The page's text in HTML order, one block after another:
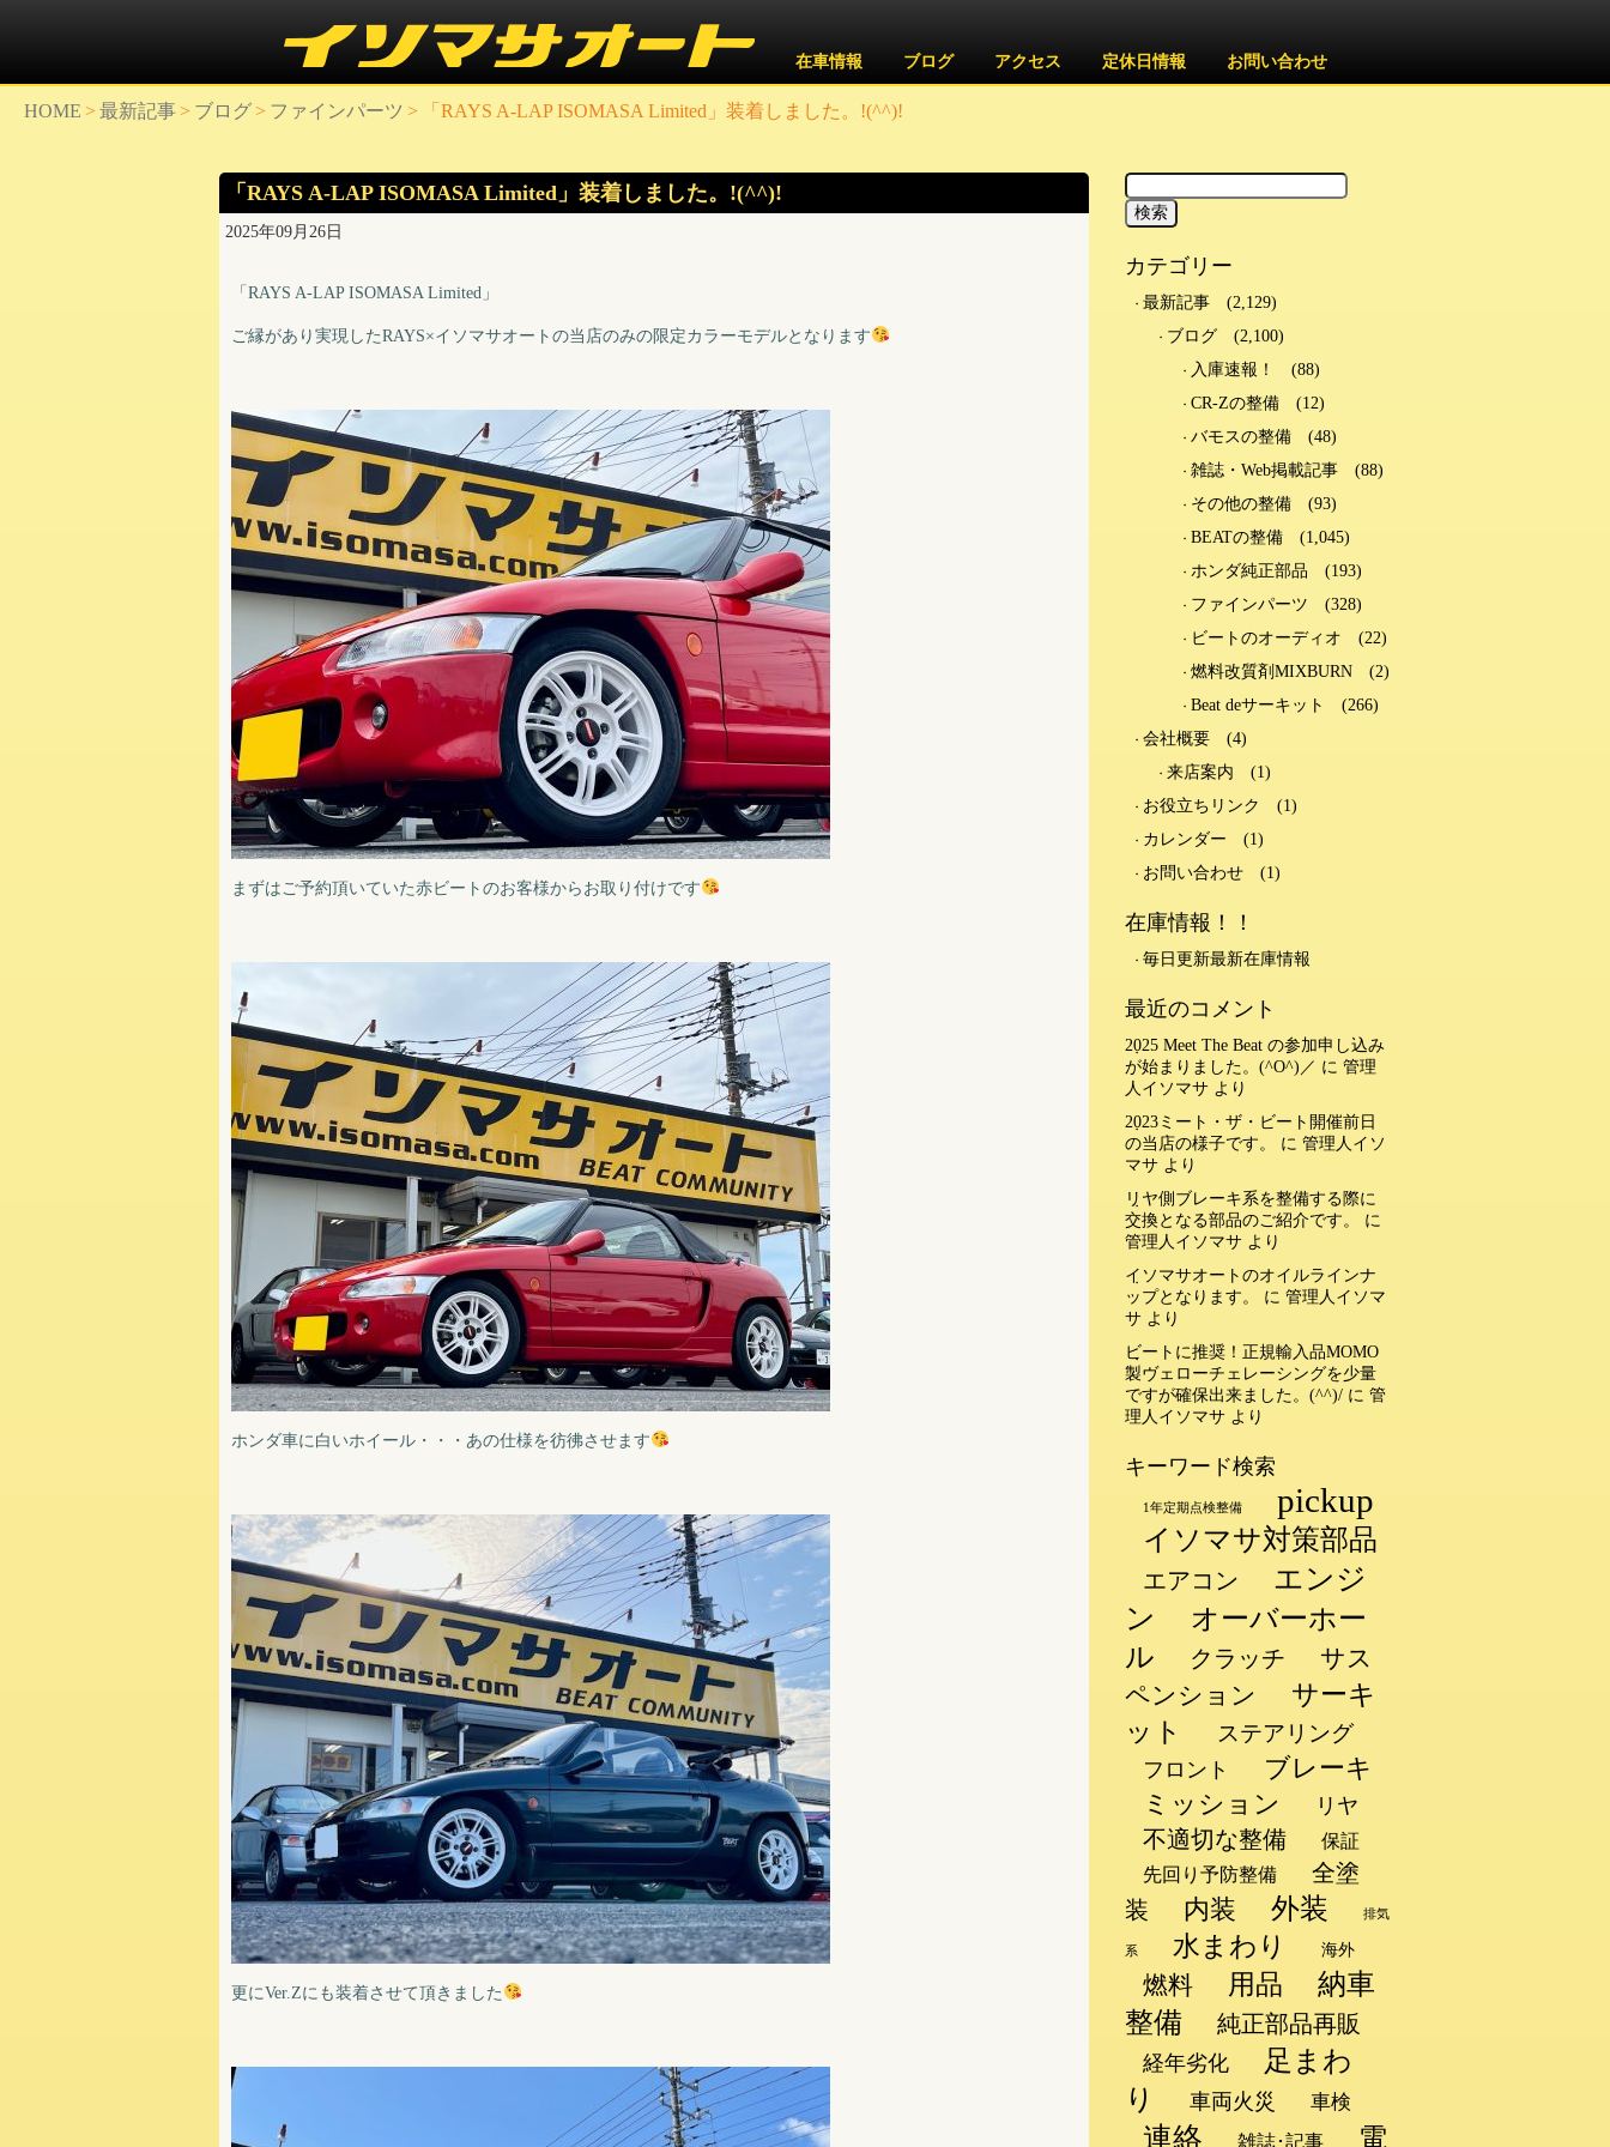
在車情報 ブログ アクセス 定休日情報 お問い合わせ
HOME > 最新記事 > ブログ > ファインパーツ > 「RAYS A-LAP ISOMASA Limited」装着しました。!(^^)!
「RAYS A-LAP ISOMASA Limited」装着しました。!(^^)!
2025年09月26日
「RAYS A-LAP ISOMASA Limited」
ご縁があり実現したRAYS×イソマサオートの当店のみの限定カラーモデルとなります
まずはご予約頂いていた赤ビートのお客様からお取り付けです
ホンダ車に白いホイール・・・あの仕様を彷彿させます
更にVer.Zにも装着させて頂きました
カテゴリー
最新記事
(2,129)
ブログ
(2,100)
入庫速報！
(88)
CR-Zの整備
(12)
バモスの整備
(48)
雑誌・Web掲載記事
(88)
その他の整備
(93)
BEATの整備
(1,045)
ホンダ純正部品
(193)
ファインパーツ
(328)
ビートのオーディオ
(22)
燃料改質剤MIXBURN
(2)
Beat deサーキット
(266)
会社概要
(4)
来店案内
(1)
お役立ちリンク
(1)
カレンダー
(1)
お問い合わせ
(1)
在庫情報！！
毎日更新最新在庫情報
最近のコメント
2025 Meet The Beat の参加申し込み
が始まりました。(^O^)／ に 管理
人イソマサ より
2023ミート・ザ・ビート開催前日
の当店の様子です。
に 管理人イソ
マサ より
リヤ側ブレーキ系を整備する際に
交換となる部品のご紹介です。
に
管理人イソマサ より
イソマサオートのオイルラインナ
ップとなります。
に 管理人イソマ
サ より
ビートに推奨！正規輸入品MOMO
製ヴェローチェレーシングを少量
ですが確保出来ました。(^^)/ に 管
理人イソマサ より
キーワード検索
1年定期点検整備 pickup
イソマサ対策部品
エアコン
エンジ
ン
オーバーホー
ル
クラッチ
サス
ペンション
サーキ
ット
ステアリング
フロント
ブレーキ
ミッション
リヤ
不適切な整備
保証
先回り予防整備
全塗
装
内装 外装 排気
系 水まわり 海外
燃料 用品
納車
整備
純正部品再販
経年劣化
足まわ
り
車両火災 車検
連絡 雑誌･記事 電